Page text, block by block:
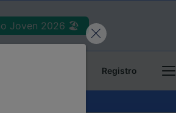
Joven 2026 🏖️
Registro